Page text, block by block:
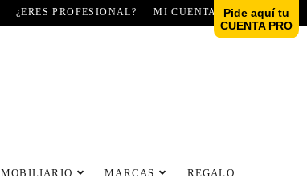
¿ERES PROFESIONAL? MI CUENTA
MOBILIARIO MARCAS REGALO
Pide aquí tu
CUENTA PRO